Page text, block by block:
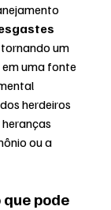
tornando um
uma fonte
herdeiros
ou a
pode